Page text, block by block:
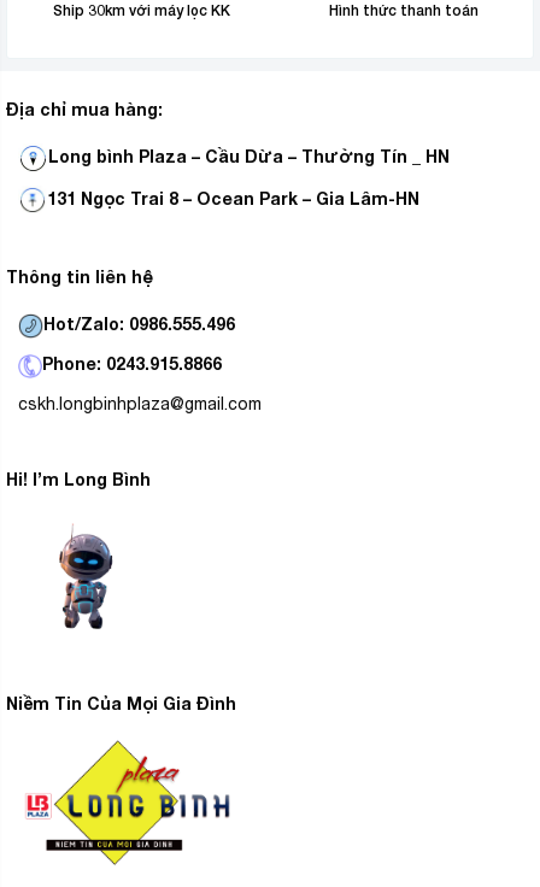
Ruột bình bằng inox, dễ làm sạch
sạch hơn
Đế tiếp điện trung cấp chất lượng ổn định, xoay 360
độ
Ship 30km với máy lọc KK Hình thức thanh toán
Địa chỉ mua hàng:
Long bình Plaza – Cầu Dừa – Thường Tín _ HN
131 Ngọc Trai 8 – Ocean Park – Gia Lâm-HN
Thông tin liên hệ
Hot/Zalo: 0986.555.496
Phone: 0243.915.8866
cskh.longbinhplaza@gmail.com
Hi! I’m Long Bình
Niềm Tin Của Mọi Gia Đình